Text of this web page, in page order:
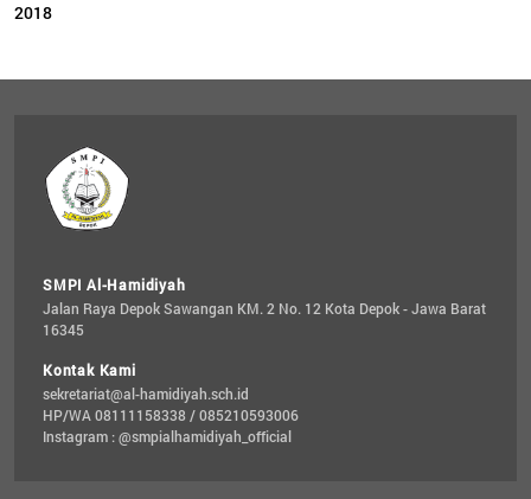
2018
SMPI Al-Hamidiyah
Jalan Raya Depok Sawangan KM. 2 No. 12 Kota Depok - Jawa Barat
16345
Kontak Kami
sekretariat@al-hamidiyah.sch.id
HP/WA 08111158338 / 085210593006
Instagram : @smpialhamidiyah_official